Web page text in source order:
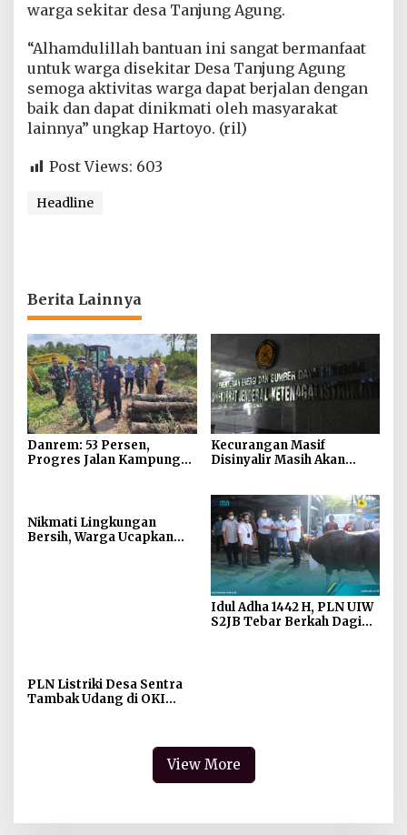
warga sekitar desa Tanjung Agung.
“Alhamdulillah bantuan ini sangat bermanfaat
untuk warga disekitar Desa Tanjung Agung
semoga aktivitas warga dapat berjalan dengan
baik dan dapat dinikmati oleh masyarakat
lainnya” ungkap Hartoyo. (ril)
Post Views: 603
Headline
Berita Lainnya
Danrem: 53 Persen,
Progres Jalan Kampung
Kecurangan Masif
Disinyalir Masih Akan
Nikmati Lingkungan
Bersih, Warga Ucapkan
Idul Adha 1442 H, PLN UIW
S2JB Tebar Berkah Daging
PLN Listriki Desa Sentra
Tambak Udang di OKI
View More